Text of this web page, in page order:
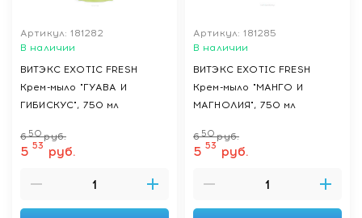
Артикул: 181282
В наличии
ВИТЭКС EXOTIC FRESH
Крем-мыло "ГУАВА И
ГИБИСКУС", 750 мл
650 руб.
5 53 руб.
Артикул: 181285
В наличии
ВИТЭКС EXOTIC FRESH
Крем-мыло "МАНГО И
МАГНОЛИЯ", 750 мл
650 руб.
5 53 руб.